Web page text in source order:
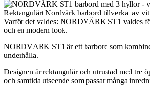
Rektangulärt Nordvärk barbord tillverkat av
Varför det valdes: NORDVÄRK ST1 valdes
och en modern look.
NORDVÄRK ST1 är ett barbord som
underhålla.
Designen är rektangulär och utrustad med tre
och samtida utseende som passar många